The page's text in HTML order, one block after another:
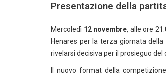
Presentazione della
Mercoledì 12 novembre, alle ore
Henares per la terza giornata della
rivelarsi decisiva per il prosieguo del
Il nuovo format della